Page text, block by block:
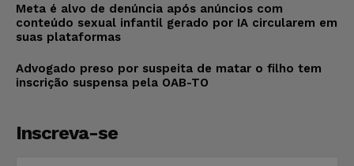
Meta é alvo de denúncia após anúncios com
conteúdo sexual infantil gerado por IA circularem em
suas plataformas
Advogado preso por suspeita de matar o filho tem
inscrição suspensa pela OAB-TO
Inscreva-se